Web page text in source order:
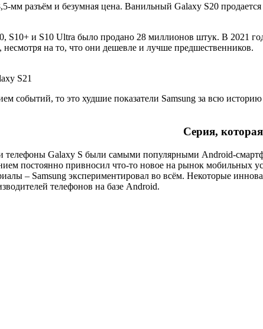
мм разъём и безумная цена. Ванильный Galaxy S20
S10+ и S10 Ultra было продано 28 миллионов штук. В 2021
несмотря на то, что они дешевле и лучше предшественников.
S21
событий, то это худшие показатели Samsung за всю
Серия,
телефоны Galaxy S были самыми популярными Android-
постоянно привносил что-то новое на рынок мобильных
– Samsung экспериментировал во всём. Некоторые
телефонов на базе Android.